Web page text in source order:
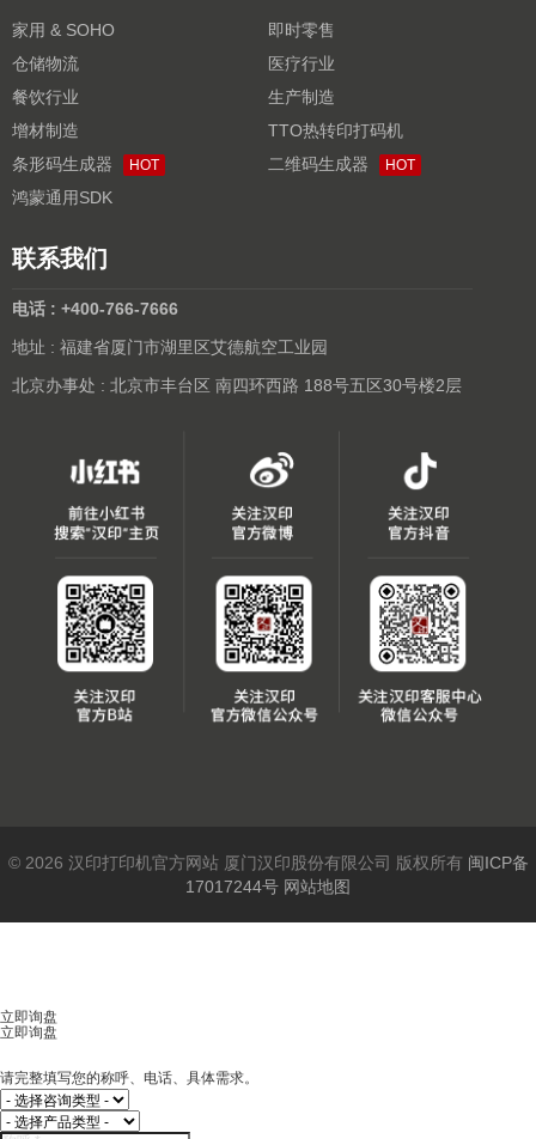
家用 & SOHO
即时零售
仓储物流
医疗行业
餐饮行业
生产制造
增材制造
TTO热转印打码机
条形码生成器
HOT 二维码生成器 HOT
鸿蒙通用SDK
联系我们
电话 : +400-766-7666
地址 : 福建省厦门市湖里区艾德航空工业园
北京办事处 : 北京市丰台区 南四环西路 188号五区30号楼2层
© 2026 汉印打印机官方网站 厦门汉印股份有限公司 版权所有 闽ICP备
17017244号 网站地图
立即询盘
立即询盘
请完整填写您的称呼、电话、具体需求。